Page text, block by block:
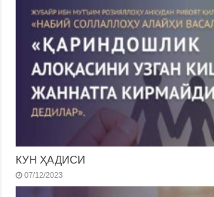
КУН ҲАДИСИ
07/12/2023